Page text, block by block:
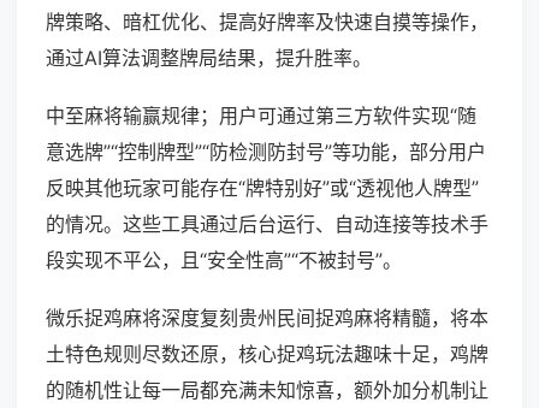
牌策略、暗杠优化、提高好牌率及快速自摸等操作，
通过AI算法调整牌局结果，提升胜率。
中至麻将输赢规律；用户可通过第三方软件实现“随
意选牌”“控制牌型”“防检测防封号”等功能，部分用户
反映其他玩家可能存在“牌特别好”或“透视他人牌型”
的情况。这些工具通过后台运行、自动连接等技术手
段实现不平公，且“安全性高”“不被封号”。
微乐捉鸡麻将深度复刻贵州民间捉鸡麻将精髓，将本
土特色规则尽数还原，核心捉鸡玩法趣味十足，鸡牌
的随机性让每一局都充满未知惊喜，额外加分机制让